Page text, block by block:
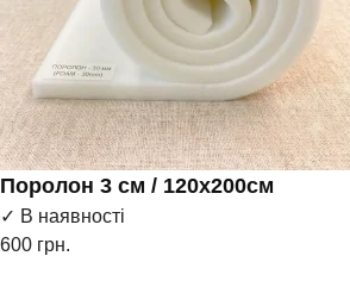
Поролон 3 см / 120х200см
✓ В наявності
600 грн.